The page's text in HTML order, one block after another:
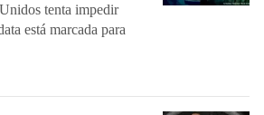
tenta impedir
está marcada para